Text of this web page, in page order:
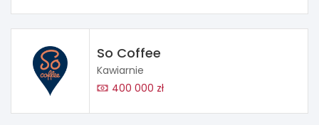
So Coffee
Kawiarnie
400 000 zł